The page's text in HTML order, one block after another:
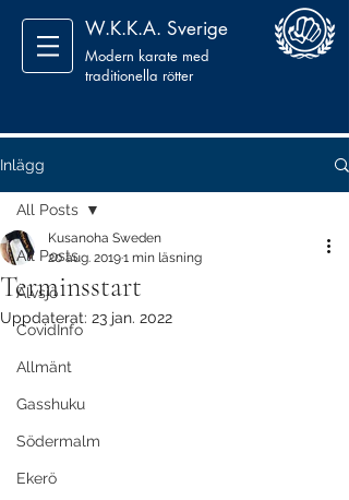
W.K.K.A. Sverige
Modern karate med
traditionella rötter
Inlägg
All Posts
Älvsjö
CovidInfo
Allmänt
Gasshuku
Södermalm
Ekerö
All Posts
Terminsstart
Kusanoha Sweden
20 aug. 20191 min läsning
Uppdaterat: 23 jan. 2022